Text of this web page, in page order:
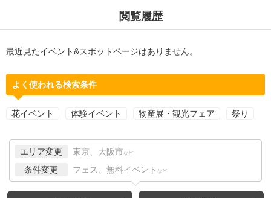
閲覧履歴
最近見たイベント&スポットページはありません。
よく使われる検索条件
花イベント 体験イベント 物産展・観光フェア 祭り
エリア変更 東京、大阪市 など
条件変更 フェス、無料イベント など